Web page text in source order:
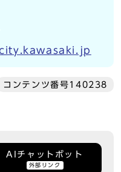
コンテンツ番号140238
AIチャットボット
外部リンク